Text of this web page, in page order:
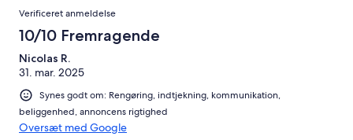
Verificeret anmeldelse
10/10 Fremragende
Nicolas R.
31. mar. 2025
Synes godt om: Rengøring, indtjekning, kommunikation,
beliggenhed, annoncens rigtighed
Oversæt med Google